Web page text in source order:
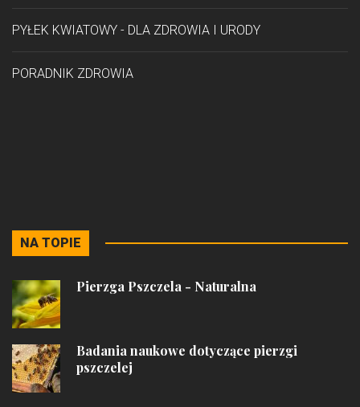
PYŁEK KWIATOWY - DLA ZDROWIA I URODY
PORADNIK ZDROWIA
NA TOPIE
Pierzga Pszczela - Naturalna
Badania naukowe dotyczące pierzgi
pszczelej